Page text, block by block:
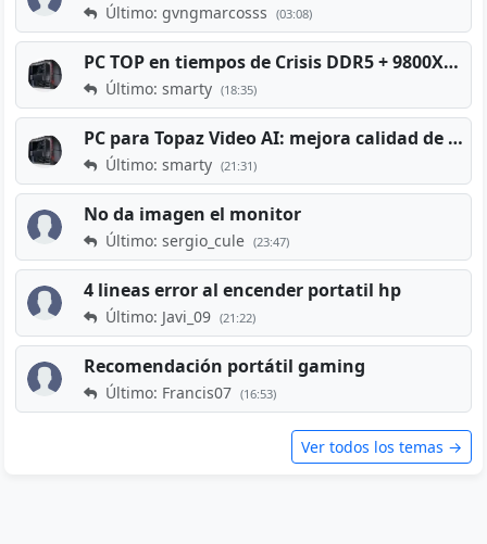
Último: gvngmarcosss (03:08)
PC TOP en tiempos de Crisis DDR5 + 9800X3D + RTX 5080 [2026][2400€]
Último: smarty (18:35)
PC para Topaz Video AI: mejora calidad de vídeos viejos
Último: smarty (21:31)
No da imagen el monitor
Último: sergio_cule (23:47)
4 lineas error al encender portatil hp
Último: Javi_09 (21:22)
Recomendación portátil gaming
Último: Francis07 (16:53)
Ver todos los temas →